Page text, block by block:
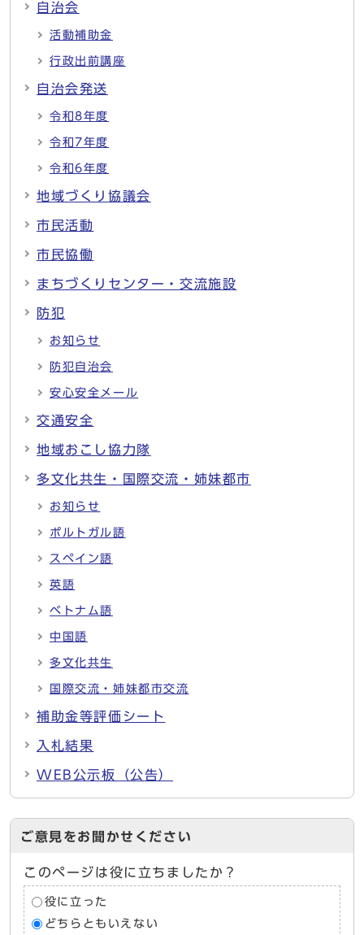
自治会
活動補助金
行政出前講座
自治会発送
令和8年度
令和7年度
令和6年度
地域づくり協議会
市民活動
市民協働
まちづくりセンター・交流施設
防犯
お知らせ
防犯自治会
安心安全メール
交通安全
地域おこし協力隊
多文化共生・国際交流・姉妹都市
お知らせ
ポルトガル語
スペイン語
英語
ベトナム語
中国語
多文化共生
国際交流・姉妹都市交流
補助金等評価シート
入札結果
WEB公示板（公告）
ご意見をお聞かせください
このページは役に立ちましたか？
役に立った
どちらともいえない